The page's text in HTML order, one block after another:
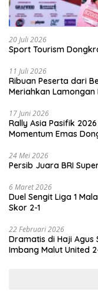
20 Juli 2026
Sport Tourism
11 Juli 2026
Ribuan Peserta dari
Meriahkan Lamongan
17 Juni 2026
Rally Asia Pasifik
Momentum Emas
24 Mei 2026
Persib Juara BRI
6 Maret 2026
Duel Sengit Liga 1
Skor 2-1
22 Februari 2026
Dramatis di Haji Agus
Imbang Malut United